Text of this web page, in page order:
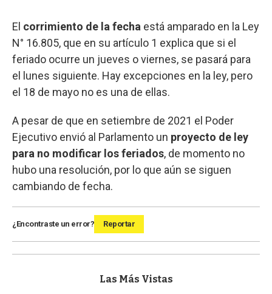
El corrimiento de la fecha está amparado en la Ley
N° 16.805, que en su artículo 1 explica que si el
feriado ocurre un jueves o viernes, se pasará para
el lunes siguiente. Hay excepciones en la ley, pero
el 18 de mayo no es una de ellas.
A pesar de que en setiembre de 2021 el Poder
Ejecutivo envió al Parlamento un proyecto de ley
para no modificar los feriados, de momento no
hubo una resolución, por lo que aún se siguen
cambiando de fecha.
¿Encontraste un error? Reportar
Las Más Vistas